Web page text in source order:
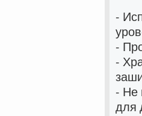
-
-
-
- Не
для